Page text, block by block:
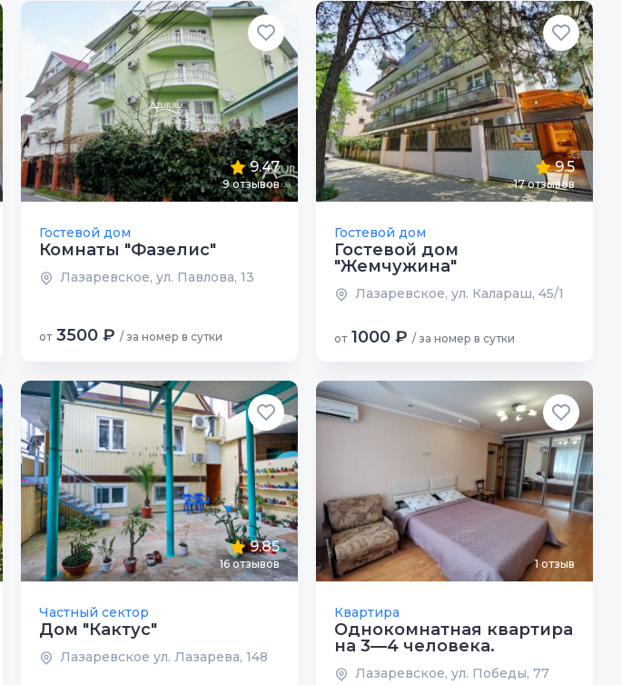
9.47
9 отзывов
Гостевой дом
Комнаты "Фазелис"
Лазаревское, ул. Павлова, 13
от 3500 ₽ / за номер в сутки
9.5
17 отзывов
Гостевой дом
Гостевой дом
"Жемчужина"
Лазаревское, ул. Калараш, 45/1
от 1000 ₽ / за номер в сутки
9.85
16 отзывов
Частный сектор
Дом "Кактус"
Лазаревское ул. Лазарева, 148
1 отзыв
Квартира
Однокомнатная квартира
на 3—4 человека.
Лазаревское, ул. Победы, 77